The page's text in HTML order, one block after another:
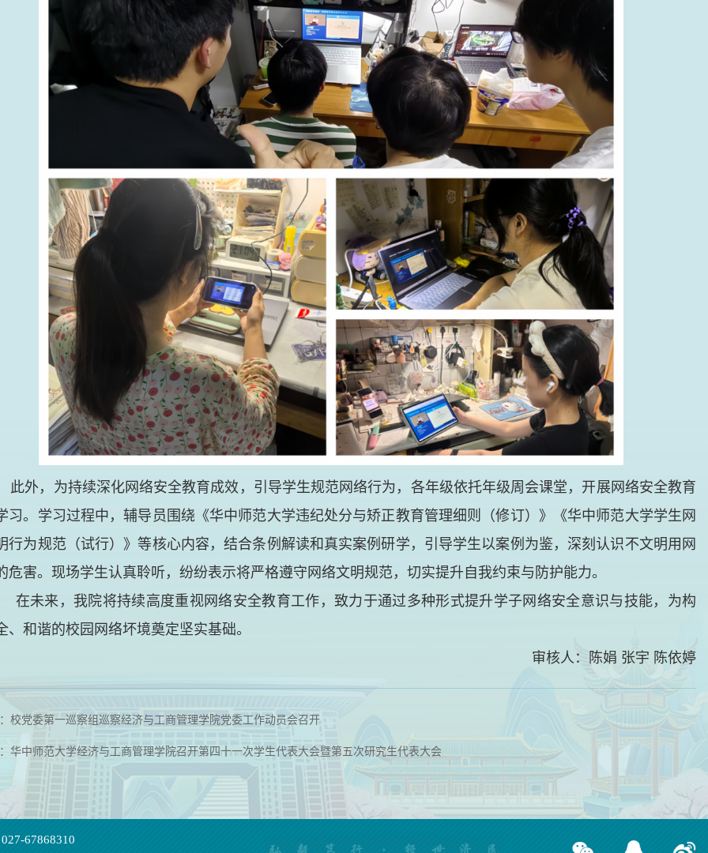
外，为持续深化网络安全教育成效，引导学生规范网络行为，各年级依托年级周会课堂，开展网络安全教育
习。学习过程中，辅导员围绕《华中师范大学违纪处分与矫正教育管理细则（修订）》《华中师范大学学生网
行为规范（试行）》等核心内容，结合条例解读和真实案例研学，引导学生以案例为鉴，深刻认识不文明用网
危害。现场学生认真聆听，纷纷表示将严格遵守网络文明规范，切实提升自我约束与防护能力。
未来，我院将持续高度重视网络安全教育工作，致力于通过多种形式提升学子网络安全意识与技能，为构
、和谐的校园网络坏境奠定坚实基础。
审核人：陈娟 张宇 陈依婷
校党委第一巡察组巡察经济与工商管理学院党委工作动员会召开
华中师范大学经济与工商管理学院召开第四十一次学生代表大会暨第五次研究生代表大会
67868310